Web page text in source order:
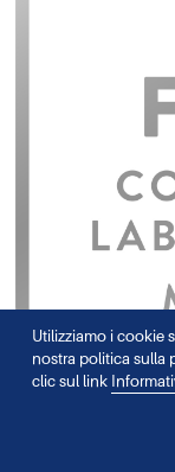
Utilizziamo i cookie
nostra politica sulla
clic sul link